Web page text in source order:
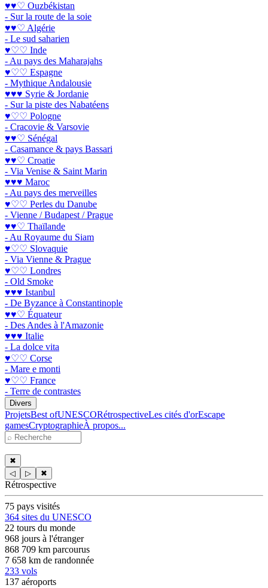
♥♥♡ Ouzbékistan
- Sur la route de la soie
♥♥♡ Algérie
- Le sud saharien
♥♡♡ Inde
- Au pays des Maharajahs
♥♡♡ Espagne
- Mythique Andalousie
♥♥♥ Syrie & Jordanie
- Sur la piste des Nabatéens
♥♡♡ Pologne
- Cracovie & Varsovie
♥♥♡ Sénégal
- Casamance & pays Bassari
♥♥♡ Croatie
- Via Venise & Saint Marin
♥♥♥ Maroc
- Au pays des merveilles
♥♡♡ Perles du Danube
- Vienne / Budapest / Prague
♥♥♡ Thaïlande
- Au Royaume du Siam
♥♡♡ Slovaquie
- Via Vienne & Prague
♥♡♡ Londres
- Old Smoke
♥♥♥ Istanbul
- De Byzance à Constantinople
♥♥♡ Équateur
- Des Andes à l'Amazonie
♥♥♥ Italie
- La dolce vita
♥♡♡ Corse
- Mare e monti
♥♡♡ France
- Terre de contrastes
Divers
ProjetsBest ofUNESCORétrospectiveLes cités d'orEscape
gamesCryptographieÀ propos...
✖
◁
▷ ✖
Rétrospective
75 pays visités
364 sites du UNESCO
22 tours du monde
968 jours à l'étranger
868 709 km parcourus
7 658 km de randonnée
233 vols
137 aéroports